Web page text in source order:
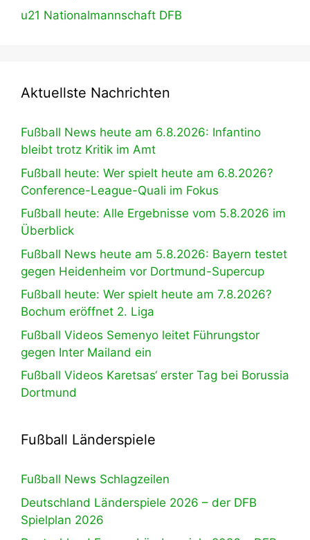
u21 Nationalmannschaft DFB
Aktuellste Nachrichten
Fußball News heute am 6.8.2026: Infantino
bleibt trotz Kritik im Amt
Fußball heute: Wer spielt heute am 6.8.2026?
Conference-League-Quali im Fokus
Fußball heute: Alle Ergebnisse vom 5.8.2026 im
Überblick
Fußball News heute am 5.8.2026: Bayern testet
gegen Heidenheim vor Dortmund-Supercup
Fußball heute: Wer spielt heute am 7.8.2026?
Bochum eröffnet 2. Liga
Fußball Videos Semenyo leitet Führungstor
gegen Inter Mailand ein
Fußball Videos Karetsas‘ erster Tag bei Borussia
Dortmund
Fußball Länderspiele
Fußball News Schlagzeilen
Deutschland Länderspiele 2026 – der DFB
Spielplan 2026